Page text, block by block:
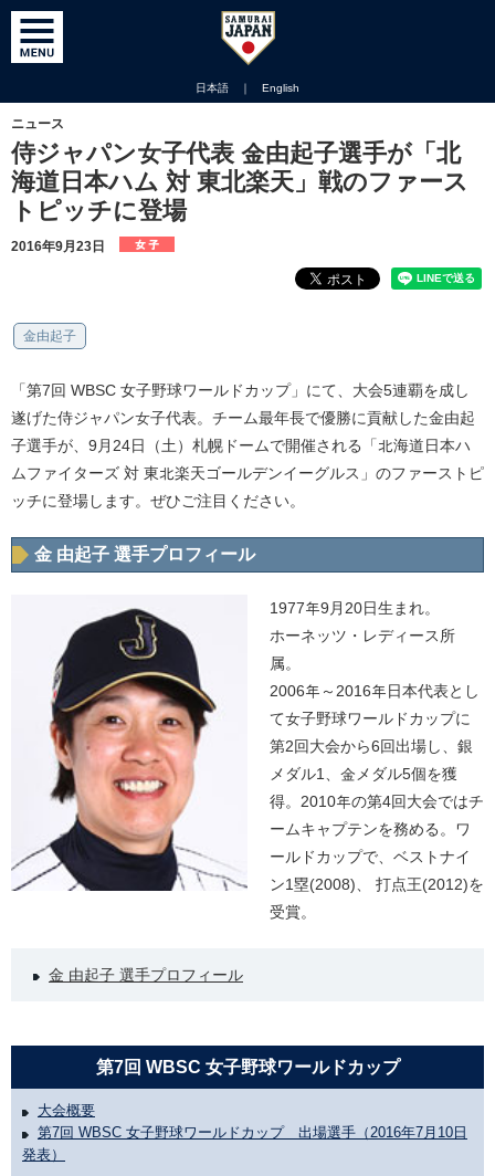
日本語 ｜ English
ニュース
侍ジャパン女子代表 金由起子選手が「北
海道日本ハム 対 東北楽天」戦のファース
トピッチに登場
2016年9月23日
金由起子
「第7回 WBSC 女子野球ワールドカップ」にて、大会5連覇を成し
遂げた侍ジャパン女子代表。チーム最年長で優勝に貢献した金由起
子選手が、9月24日（土）札幌ドームで開催される「北海道日本ハ
ムファイターズ 対 東北楽天ゴールデンイーグルス」のファーストピ
ッチに登場します。ぜひご注目ください。
金 由起子 選手プロフィール
1977年9月20日生まれ。
ホーネッツ・レディース所
属。
2006年～2016年日本代表とし
て女子野球ワールドカップに
第2回大会から6回出場し、銀
メダル1、金メダル5個を獲
得。2010年の第4回大会ではチ
ームキャプテンを務める。ワ
ールドカップで、ベストナイ
ン1塁(2008)、 打点王(2012)を
受賞。
金 由起子 選手プロフィール
第7回 WBSC 女子野球ワールドカップ
大会概要
第7回 WBSC 女子野球ワールドカップ 出場選手（2016年7月10日
発表）